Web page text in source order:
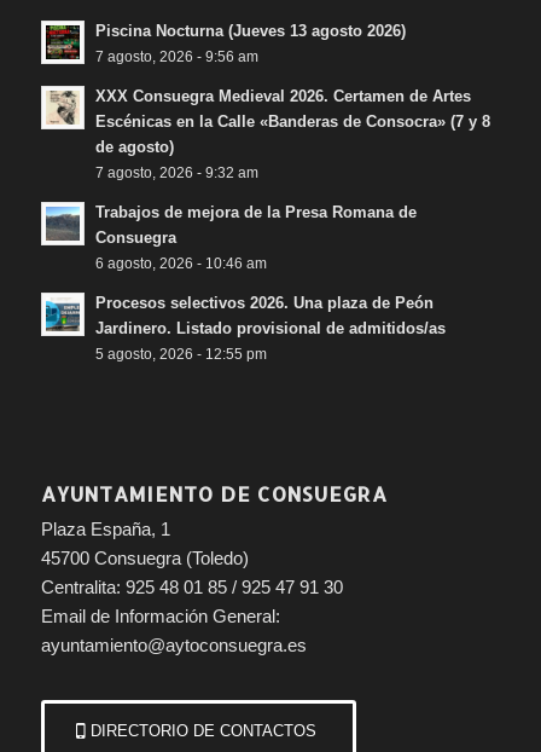
Piscina Nocturna (Jueves 13 agosto 2026)
7 agosto, 2026 - 9:56 am
XXX Consuegra Medieval 2026. Certamen de Artes
Escénicas en la Calle «Banderas de Consocra» (7 y 8
de agosto)
7 agosto, 2026 - 9:32 am
Trabajos de mejora de la Presa Romana de
Consuegra
6 agosto, 2026 - 10:46 am
Procesos selectivos 2026. Una plaza de Peón
Jardinero. Listado provisional de admitidos/as
5 agosto, 2026 - 12:55 pm
AYUNTAMIENTO DE CONSUEGRA
Plaza España, 1
45700 Consuegra (Toledo)
Centralita: 925 48 01 85 / 925 47 91 30
Email de Información General:
ayuntamiento@aytoconsuegra.es
DIRECTORIO DE CONTACTOS